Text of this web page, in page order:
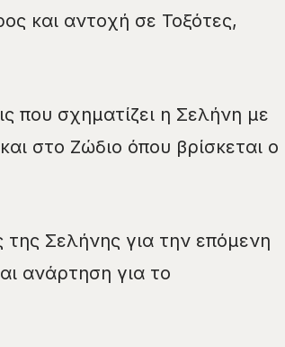
και αντοχή σε Τοξότες,
που σχηματίζει η Σελήνη με
στο Ζώδιο όπου βρίσκεται ο
της Σελήνης για την επόμενη
ανάρτηση για το